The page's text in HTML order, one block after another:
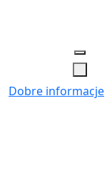
Dobre informacje